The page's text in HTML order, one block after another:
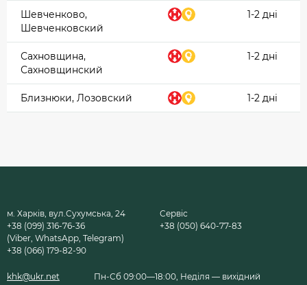
Шевченково,
Шевченковский
1-2 дні
Сахновщина,
Сахновщинский
1-2 дні
Близнюки, Лозовский 1-2 дні
м. Харків, вул.Сухумська, 24
+38 (099) 316-76-36
(Viber, WhatsApp, Telegram)
+38 (066) 179-82-90
Сервіс
+38 (050) 640-77-83
khk@ukr.net Пн-Сб 09:00—18:00, Неділя — вихідний